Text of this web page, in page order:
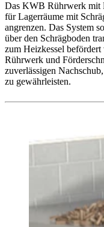
Das KWB Rührwerk mit
für Lagerräume mit
angrenzen. Das System
über den Schrägboden
zum Heizkessel
Rührwerk und
zuverlässigen
zu gewährleisten.